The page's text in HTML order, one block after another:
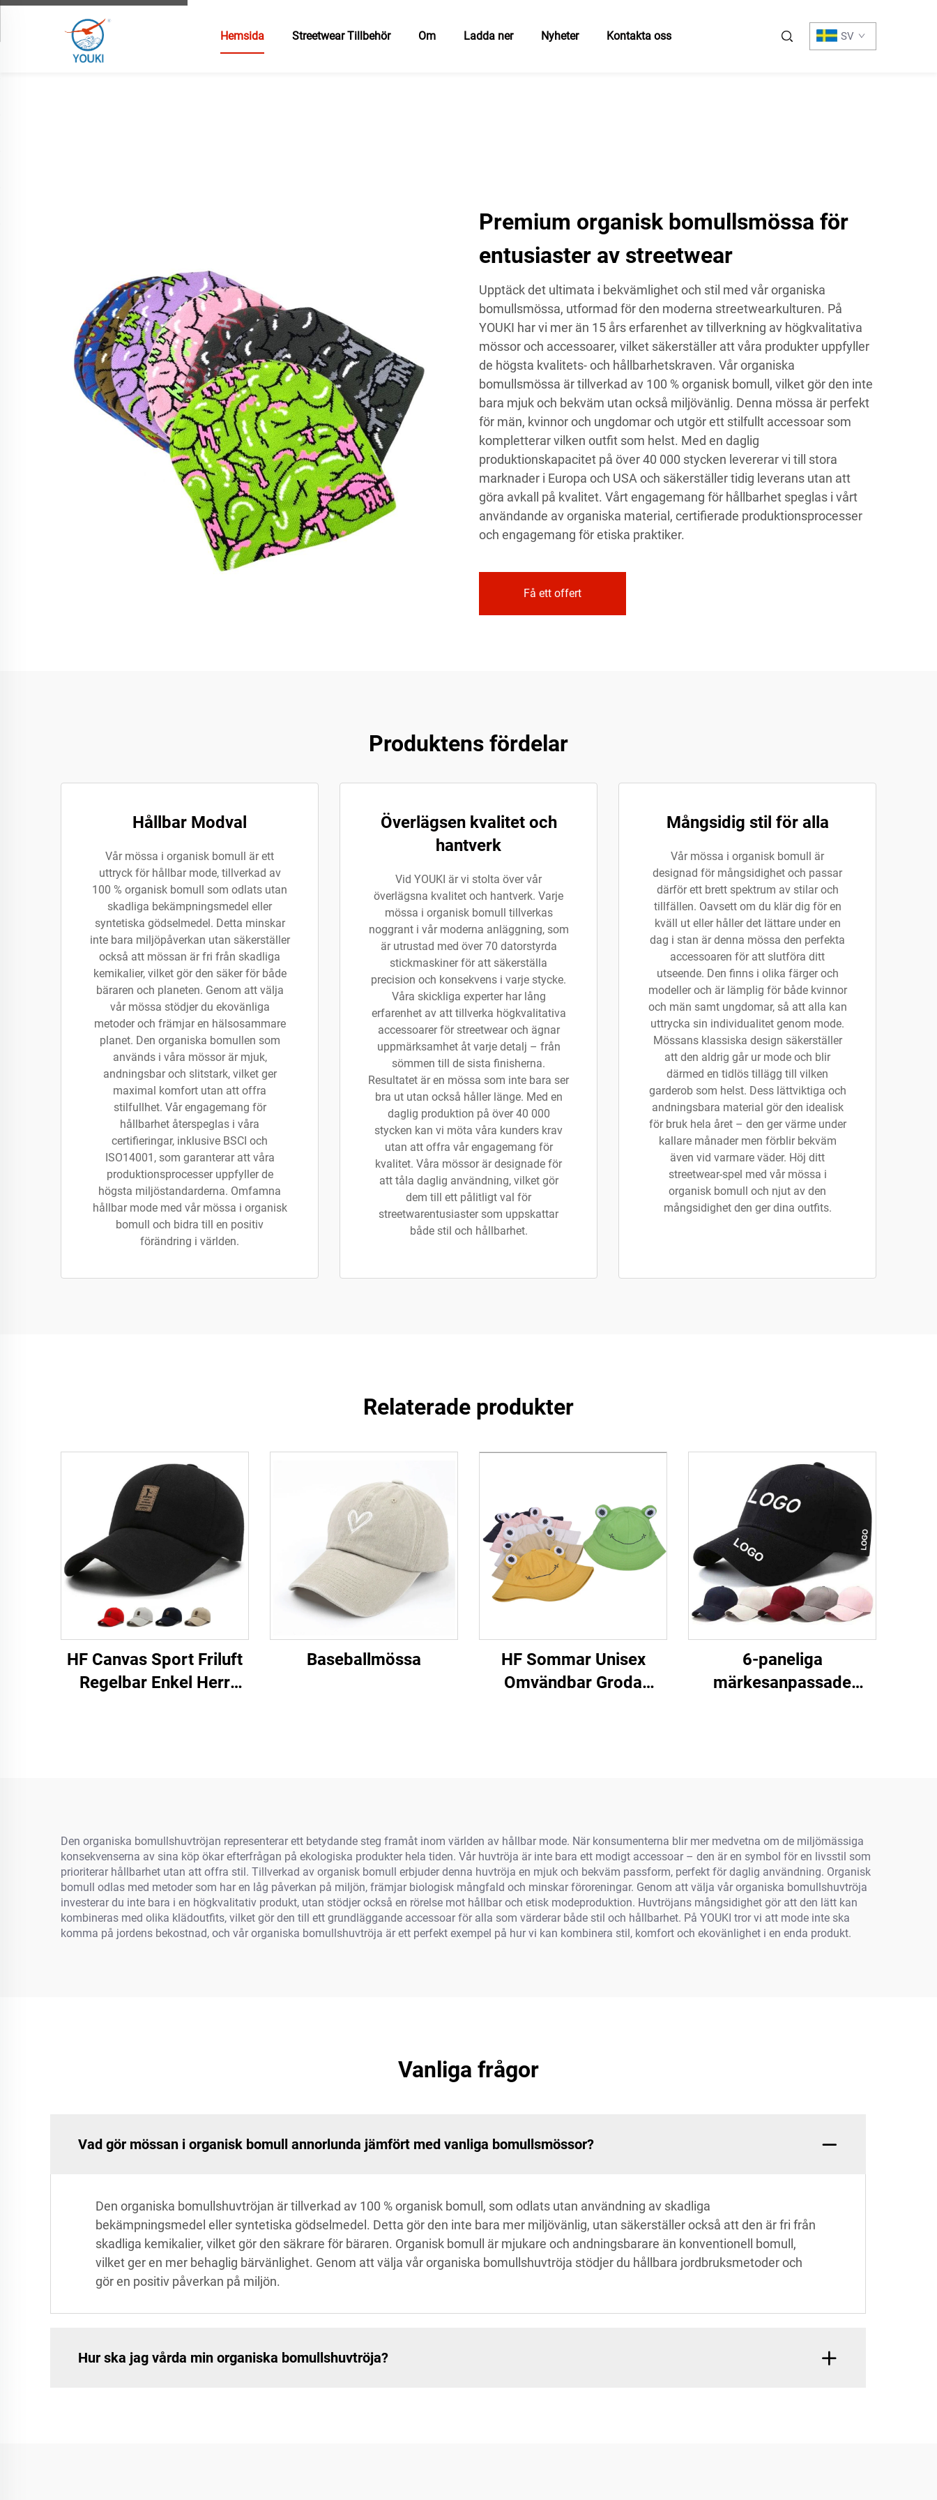
Hemsida Streetwear Tillbehör Om Ladda ner Nyheter Kontakta oss SV
Premium organisk bomullsmössa för
entusiaster av streetwear
Upptäck det ultimata i bekvämlighet och stil med vår organiska
bomullsmössa, utformad för den moderna streetwearkulturen. På
YOUKI har vi mer än 15 års erfarenhet av tillverkning av högkvalitativa
mössor och accessoarer, vilket säkerställer att våra produkter uppfyller
de högsta kvalitets- och hållbarhetskraven. Vår organiska
bomullsmössa är tillverkad av 100 % organisk bomull, vilket gör den inte
bara mjuk och bekväm utan också miljövänlig. Denna mössa är perfekt
för män, kvinnor och ungdomar och utgör ett stilfullt accessoar som
kompletterar vilken outfit som helst. Med en daglig
produktionskapacitet på över 40 000 stycken levererar vi till stora
marknader i Europa och USA och säkerställer tidig leverans utan att
göra avkall på kvalitet. Vårt engagemang för hållbarhet speglas i vårt
användande av organiska material, certifierade produktionsprocesser
och engagemang för etiska praktiker.
Få ett offert
Produktens fördelar
Hållbar Modval
Vår mössa i organisk bomull är ett
uttryck för hållbar mode, tillverkad av
100 % organisk bomull som odlats utan
skadliga bekämpningsmedel eller
syntetiska gödselmedel. Detta minskar
inte bara miljöpåverkan utan säkerställer
också att mössan är fri från skadliga
kemikalier, vilket gör den säker för både
bäraren och planeten. Genom att välja
vår mössa stödjer du ekovänliga
metoder och främjar en hälsosammare
planet. Den organiska bomullen som
används i våra mössor är mjuk,
andningsbar och slitstark, vilket ger
maximal komfort utan att offra
stilfullhet. Vår engagemang för
hållbarhet återspeglas i våra
certifieringar, inklusive BSCI och
ISO14001, som garanterar att våra
produktionsprocesser uppfyller de
högsta miljöstandarderna. Omfamna
hållbar mode med vår mössa i organisk
bomull och bidra till en positiv
förändring i världen.
Överlägsen kvalitet och
hantverk
Vid YOUKI är vi stolta över vår
överlägsna kvalitet och hantverk. Varje
mössa i organisk bomull tillverkas
noggrant i vår moderna anläggning, som
är utrustad med över 70 datorstyrda
stickmaskiner för att säkerställa
precision och konsekvens i varje stycke.
Våra skickliga experter har lång
erfarenhet av att tillverka högkvalitativa
accessoarer för streetwear och ägnar
uppmärksamhet åt varje detalj – från
sömmen till de sista finisherna.
Resultatet är en mössa som inte bara ser
bra ut utan också håller länge. Med en
daglig produktion på över 40 000
stycken kan vi möta våra kunders krav
utan att offra vår engagemang för
kvalitet. Våra mössor är designade för
att tåla daglig användning, vilket gör
dem till ett pålitligt val för
streetwarentusiaster som uppskattar
både stil och hållbarhet.
Mångsidig stil för alla
Vår mössa i organisk bomull är
designad för mångsidighet och passar
därför ett brett spektrum av stilar och
tillfällen. Oavsett om du klär dig för en
kväll ut eller håller det lättare under en
dag i stan är denna mössa den perfekta
accessoaren för att slutföra ditt
utseende. Den finns i olika färger och
modeller och är lämplig för både kvinnor
och män samt ungdomar, så att alla kan
uttrycka sin individualitet genom mode.
Mössans klassiska design säkerställer
att den aldrig går ur mode och blir
därmed en tidlös tillägg till vilken
garderob som helst. Dess lättviktiga och
andningsbara material gör den idealisk
för bruk hela året – den ger värme under
kallare månader men förblir bekväm
även vid varmare väder. Höj ditt
streetwear-spel med vår mössa i
organisk bomull och njut av den
mångsidighet den ger dina outfits.
Relaterade produkter
HF Canvas Sport Friluft
Regelbar Enkel Herr
Baseballmössa
HF Sommar Unisex
Omvändbar Groda
6-paneliga
märkesanpassade
Den organiska bomullshuvtröjan representerar ett betydande steg framåt inom världen av hållbar mode. När konsumenterna blir mer medvetna om de miljömässiga
konsekvenserna av sina köp ökar efterfrågan på ekologiska produkter hela tiden. Vår huvtröja är inte bara ett modigt accessoar – den är en symbol för en livsstil som
prioriterar hållbarhet utan att offra stil. Tillverkad av organisk bomull erbjuder denna huvtröja en mjuk och bekväm passform, perfekt för daglig användning. Organisk
bomull odlas med metoder som har en låg påverkan på miljön, främjar biologisk mångfald och minskar föroreningar. Genom att välja vår organiska bomullshuvtröja
investerar du inte bara i en högkvalitativ produkt, utan stödjer också en rörelse mot hållbar och etisk modeproduktion. Huvtröjans mångsidighet gör att den lätt kan
kombineras med olika klädoutfits, vilket gör den till ett grundläggande accessoar för alla som värderar både stil och hållbarhet. På YOUKI tror vi att mode inte ska
komma på jordens bekostnad, och vår organiska bomullshuvtröja är ett perfekt exempel på hur vi kan kombinera stil, komfort och ekovänlighet i en enda produkt.
Vanliga frågor
Vad gör mössan i organisk bomull annorlunda jämfört med vanliga bomullsmössor?
Den organiska bomullshuvtröjan är tillverkad av 100 % organisk bomull, som odlats utan användning av skadliga
bekämpningsmedel eller syntetiska gödselmedel. Detta gör den inte bara mer miljövänlig, utan säkerställer också att den är fri från
skadliga kemikalier, vilket gör den säkrare för bäraren. Organisk bomull är mjukare och andningsbarare än konventionell bomull,
vilket ger en mer behaglig bärvänlighet. Genom att välja vår organiska bomullshuvtröja stödjer du hållbara jordbruksmetoder och
gör en positiv påverkan på miljön.
Hur ska jag vårda min organiska bomullshuvtröja?